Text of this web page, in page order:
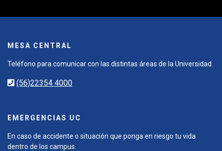
MESA CENTRAL
Teléfono para comunicar con las distintas áreas de la Universidad.
(56)22354 4000
EMERGENCIAS UC
En caso de accidente o situación que ponga en riesgo tu vida
dentro de los campus.